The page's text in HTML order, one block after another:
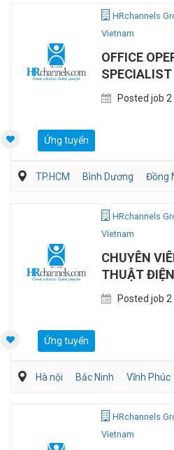
HRchannels
Vietnam
OFFICE
SPECIALIST
Posted job
Ứng tuyển
TP.HCM Bình Dương
Đồng
HRchannels
Vietnam
CHUYÊN
THUẬT ĐIỆN
Posted job
Ứng tuyển
Hà nội Bắc Ninh Vĩnh Phúc
HRchannels
Vietnam